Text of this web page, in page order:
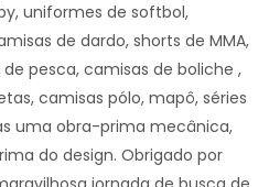
uniformes de softbol,
de dardo, shorts de MMA,
pesca, camisas de boliche ,
camisas pólo, mapô, séries
uma obra-prima mecânica,
do design. Obrigado por